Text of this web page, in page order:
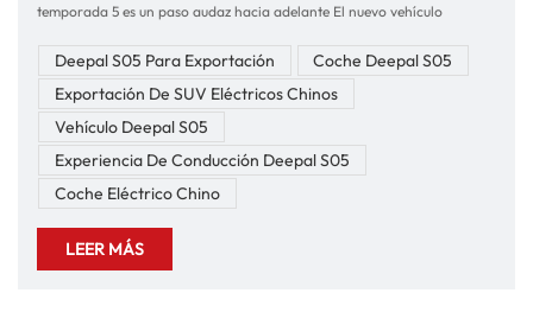
temporada 5 es un paso audaz hacia adelante El nuevo vehículo
futurista, potente rendimiento eléctrico y tecnología avanzada. Para
quienes buscan un SUV elegante que ofrezca sostenibilidad y emoción al
volante, el S05 es la opción ideal. Experiencia de conducción y
rendimientoAl volante del Deepal S05, experimentará una aceleración
de respuesta que hace que cada viaje sea placentero, ya sea en ciudad o
en carretera.Su manejo ágil y dirección precisa garantizan confianza
Deepal S05 Para Exportación
Coche Deepal S05
Exportación De SUV Eléctricos Chinos
Vehículo Deepal S05
Experiencia De Conducción Deepal S05
Coche Eléctrico Chino
LEER MÁS